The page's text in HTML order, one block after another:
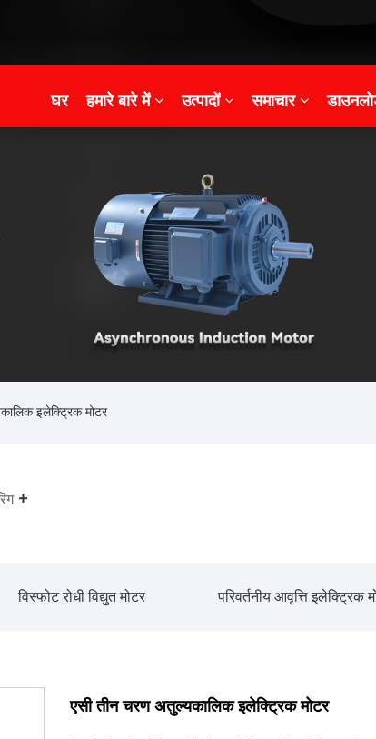
घर हमारे बारे में उत्पादों समाचार
इलेक्ट्रिक मोटर
विस्फोट रोधी विद्युत मोटर परिवर्तनीय आवृत्ति इलेक्ट्रिक
एसी तीन चरण अतुल्यकालिक इलेक्ट्रिक मोटर